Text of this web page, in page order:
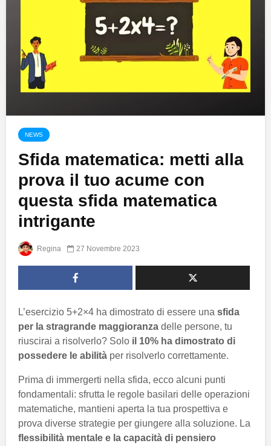
NEWS
Sfida matematica: metti alla
prova il tuo acume con
questa sfida matematica
intrigante
Regina 27 Novembre 2023
L’esercizio 5+2×4 ha dimostrato di essere una sfida
per la stragrande maggioranza delle persone, tu
riuscirai a risolverlo? Solo il 10% ha dimostrato di
possedere le abilità per risolverlo correttamente.
Prima di immergerti nella sfida, ecco alcuni punti
fondamentali: sfrutta le regole basilari delle operazioni
matematiche, mantieni aperta la tua prospettiva e
prova diverse strategie per giungere alla soluzione. La
flessibilità mentale e la capacità di pensiero